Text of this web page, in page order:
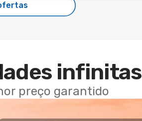
infinitas
preço garantido